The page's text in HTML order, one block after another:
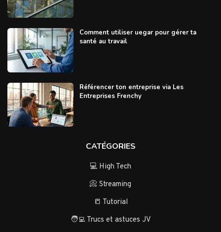
Comment utiliser uegar pour gérer ta
santé au travail
Référencer ton entreprise via Les
Entreprises Frenchy
CATÉGORIES
💻 High Tech
📀 Streaming
📒 Tutorial
🧑‍💻 Trucs et astuces JV